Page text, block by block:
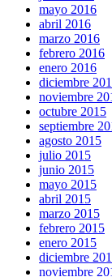
mayo 2016
abril 2016
marzo 2016
febrero 2016
enero 2016
diciembre
noviembre
octubre 2015
septiembre
agosto 2015
julio 2015
junio 2015
mayo 2015
abril 2015
marzo 2015
febrero 2015
enero 2015
diciembre
noviembre